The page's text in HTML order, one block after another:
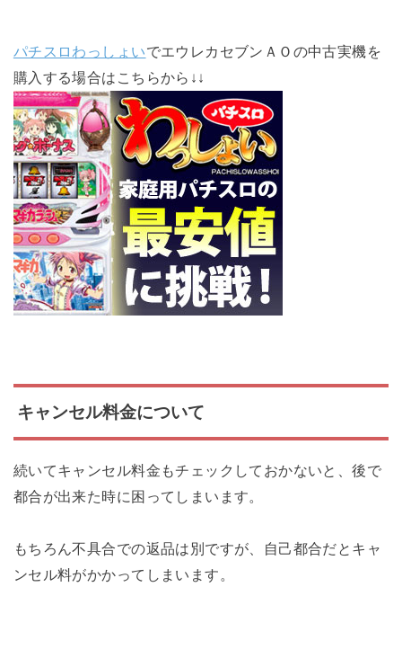
パチスロわっしょいでエウレカセブンＡＯの中古実機を
購入する場合はこちらから↓↓
キャンセル料金について
続いてキャンセル料金もチェックしておかないと、後で
都合が出来た時に困ってしまいます。
もちろん不具合での返品は別ですが、自己都合だとキャ
ンセル料がかかってしまいます。